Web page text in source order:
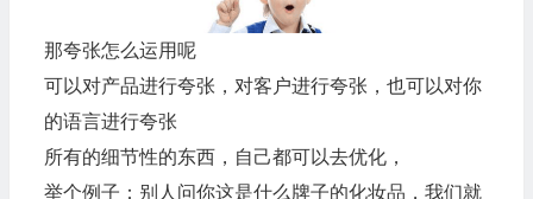
那夸张怎么运用呢
可以对产品进行夸张，对客户进行夸张，也可以对你
的语言进行夸张
所有的细节性的东西，自己都可以去优化，
举个例子：别人问你这是什么牌子的化妆品，我们就